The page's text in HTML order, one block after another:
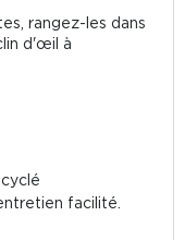
rangez-les dans
d'œil à
facilité.